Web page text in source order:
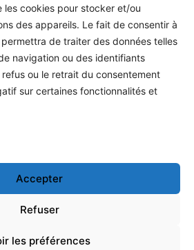
les cookies pour stocker et/ou
des appareils. Le fait de consentir à
de traiter des données telles
navigation ou des identifiants
ou le retrait du consentement
sur certaines fonctionnalités et
Accepter
Refuser
les préférences
de vente